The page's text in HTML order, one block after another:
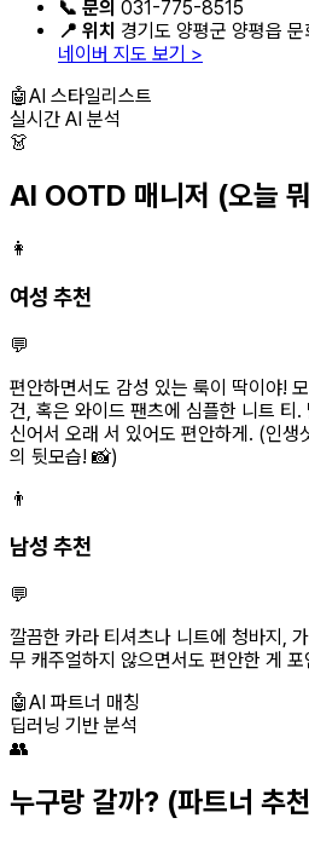
📞 문의 031-775-8515
📍 위치 경기도 양평군 양평읍
네이버 지도 보기 >
🤖AI 스타일리스트
실시간 AI 분석
👗
AI OOTD 매니저 (오늘
👩
여성 추천
💬
편안하면서도 감성 있는 룩이 딱이야!
건, 혹은 와이드 팬츠에 심플한 니트 티
신어서 오래 서 있어도 편안하게. (인생
의 뒷모습! 📸)
👨
남성 추천
💬
깔끔한 카라 티셔츠나 니트에 청바지,
무 캐주얼하지 않으면서도 편안한 게 포
🤖AI 파트너 매칭
딥러닝 기반 분석
👥
누구랑 갈까? (파트너 추